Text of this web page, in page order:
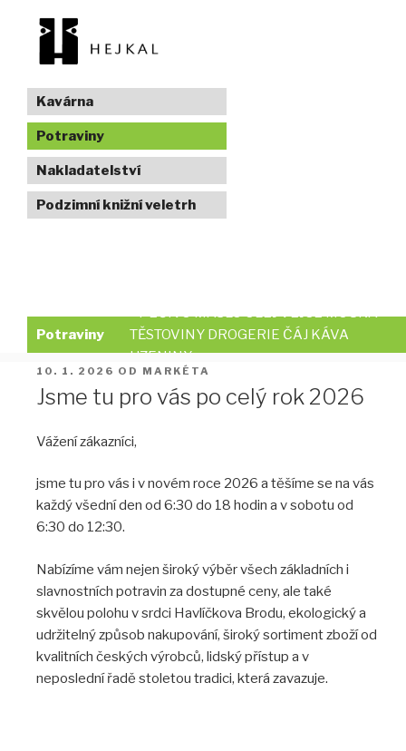
obsahu
webu
Kavárna
Potraviny
Nakladatelství
Podzimní knižní veletrh
Potraviny
PEČIVO MÁSLO OLEJ VEJCE MOUKA
TĚSTOVINY DROGERIE ČÁJ KÁVA
UZENINY
POTRAVINY
PUBLIKOVÁNO
10. 1. 2026 OD MARKÉTA
Jsme tu pro vás po celý rok 2026
Vážení zákazníci,
jsme tu pro vás i v novém roce 2026 a těšíme se na vás
každý všední den od 6:30 do 18 hodin a v sobotu od
6:30 do 12:30.
Nabízíme vám nejen široký výběr všech základních i
slavnostních potravin za dostupné ceny, ale také
skvělou polohu v srdci Havlíčkova Brodu, ekologický a
udržitelný způsob nakupování, široký sortiment zboží od
kvalitních českých výrobců, lidský přístup a v
neposlední řadě stoletou tradici, která zavazuje.